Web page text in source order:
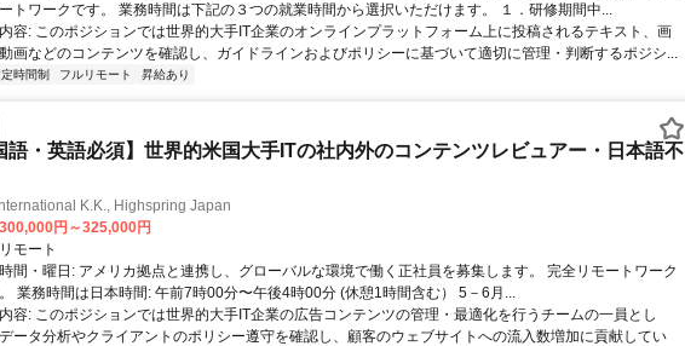
トワークです。 業務時間は下記の３つの就業時間から選択いただけます。 １．研修期間中...
容: このポジションでは世界的大手IT企業のオンラインプラットフォーム上に投稿されるテキスト、画
画などのコンテンツを確認し、ガイドラインおよびポリシーに基づいて適切に管理・判断するポジシ...
時間制 フルリモート 昇給あり
語・英語必須】世界的米国大手ITの社内外のコンテンツレビュアー・日本語不
K.K., Highspring Japan
円～325,000円
モート
間・曜日: アメリカ拠点と連携し、グローバルな環境で働く正社員を募集します。 完全リモートワーク
業務時間は日本時間: 午前7時00分〜午後4時00分 (休憩1時間含む） 5－6月...
容: このポジションでは世界的大手IT企業の広告コンテンツの管理・最適化を行うチームの一員とし
ータ分析やクライアントのポリシー遵守を確認し、顧客のウェブサイトへの流入数増加に貢献してい